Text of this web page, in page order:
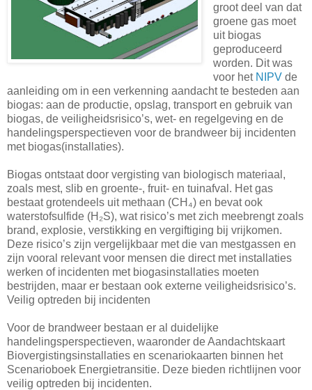
groot deel van dat
groene gas moet
uit biogas
geproduceerd
worden. Dit was
voor het NIPVde
aanleiding om in een verkenning aandacht te besteden aan
biogas: aan de productie, opslag, transport en gebruik van
biogas, de veiligheidsrisico’s, wet- en regelgeving en de
handelingsperspectieven voor de brandweer bij incidenten
met biogas(installaties).
Biogas ontstaat door vergisting van biologisch materiaal,
zoals mest, slib en groente-, fruit- en tuinafval. Het gas
bestaat grotendeels uit methaan (CH₄) en bevat ook
waterstofsulfide (H₂S), wat risico’s met zich meebrengt zoals
brand, explosie, verstikking en vergiftiging bij vrijkomen.
Deze risico’s zijn vergelijkbaar met die van mestgassen en
zijn vooral relevant voor mensen die direct met installaties
werken of incidenten met biogasinstallaties moeten
bestrijden, maar er bestaan ook externe veiligheidsrisico’s.
Veilig optreden bij incidenten
Voor de brandweer bestaan er al duidelijke
handelingsperspectieven, waaronder de Aandachtskaart
Biovergistingsinstallaties en scenariokaarten binnen het
Scenarioboek Energietransitie. Deze bieden richtlijnen voor
veilig optreden bij incidenten.